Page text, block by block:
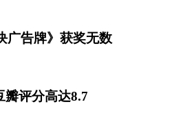
广告牌》获奖无数
瓣评分高达8.7